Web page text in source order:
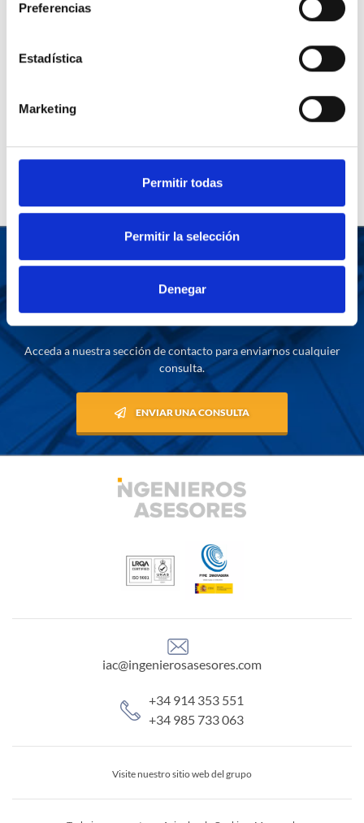
Preferencias
Estadística
Marketing
Permitir todas
Permitir la selección
Denegar
¿Desea más información sobre
nuestros servicios?
Acceda a nuestra sección de contacto para enviarnos cualquier
consulta.
ENVIAR UNA CONSULTA
iac@ingenierosasesores.com
+34 914 353 551
+34 985 733 063
Visite nuestro sitio web del grupo